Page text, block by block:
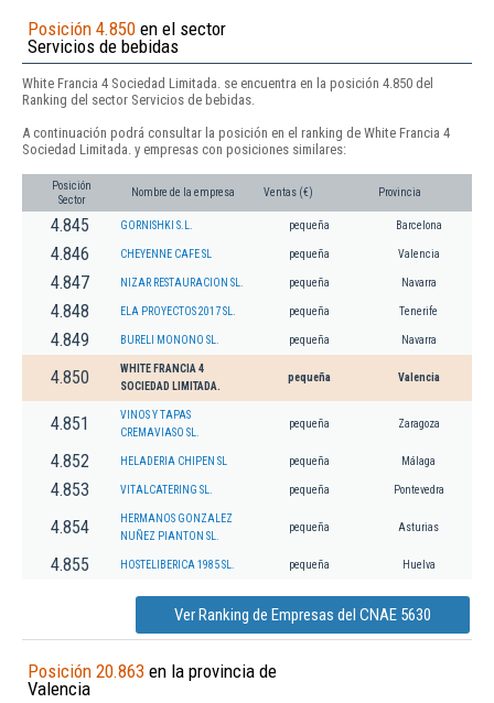
Posición 4.850 en el sector
Servicios de bebidas
White Francia 4 Sociedad Limitada. se encuentra en la posición 4.850 del
Ranking del sector Servicios de bebidas.
A continuación podrá consultar la posición en el ranking de White Francia 4
Sociedad Limitada. y empresas con posiciones similares:
Posición
Sector
Nombre de la empresa Ventas (€) Provincia
4.845 GORNISHKI S.L. pequeña Barcelona
4.846 CHEYENNE CAFE SL pequeña Valencia
4.847 NIZAR RESTAURACION SL. pequeña Navarra
4.848 ELA PROYECTOS 2017 SL. pequeña Tenerife
4.849 BURELI MONONO SL. pequeña Navarra
4.850
WHITE FRANCIA 4
SOCIEDAD LIMITADA.
pequeña Valencia
4.851
VINOS Y TAPAS
CREMAVIASO SL.
pequeña Zaragoza
4.852 HELADERIA CHIPEN SL pequeña Málaga
4.853 VITALCATERING SL. pequeña Pontevedra
4.854
HERMANOS GONZALEZ
NUÑEZ PIANTON SL.
pequeña Asturias
4.855 HOSTELIBERICA 1985 SL. pequeña Huelva
Ver Ranking de Empresas del CNAE 5630
Posición 20.863 en la provincia de
Valencia